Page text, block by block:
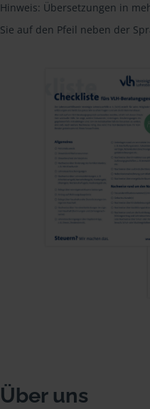
Hinweis: Übersetzungen in
Sie auf den Pfeil neben der
Über uns